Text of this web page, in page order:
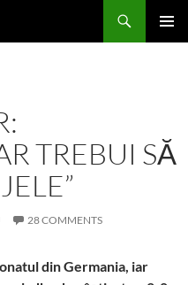
TREBUI SĂ
28 COMMENTS
din Germania, iar